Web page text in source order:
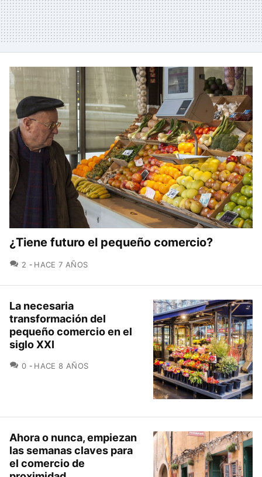
¿Tiene futuro el pequeño comercio?
2 COMENTARIOS
HACE 7 AÑOS
La necesaria
transformación del
pequeño comercio en el
siglo XXI
0 COMENTARIOS
HACE 8 AÑOS
Ahora o nunca, empiezan
las semanas claves para
el comercio de